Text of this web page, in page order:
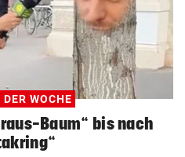
WOCHE
Baum“ bis nach